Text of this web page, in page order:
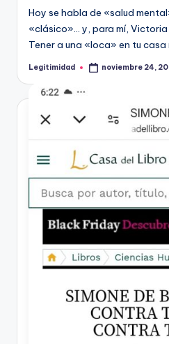
Hoy se habla de «salud
«clásico»… y, para mí,
Tener a una «loca» en tu
Publicado
Legitimidad noviembre 24,